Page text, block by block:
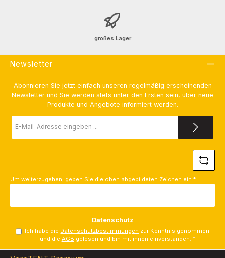
großes Lager
Newsletter
Abonnieren Sie jetzt einfach unseren regelmäßig erscheinenden
Newsletter und Sie werden stets unter den Ersten sein, über neue
Produkte und Angebote informiert werden.
Mail-
Adresse
Um weiterzugehen, geben Sie die oben abgebildeten Zeichen ein *
Datenschutz
Ich habe die Datenschutzbestimmungen zur Kenntnis genommen
und die AGB gelesen und bin mit ihnen einverstanden. *